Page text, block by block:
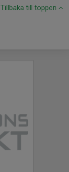
Tillbaka till toppen